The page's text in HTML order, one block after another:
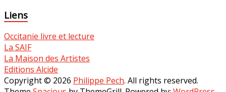
Liens
Occitanie livre et lecture
La SAIF
La Maison des Artistes
Editions Alcide
Copyright © 2026 Philippe Pech. All rights reserved.